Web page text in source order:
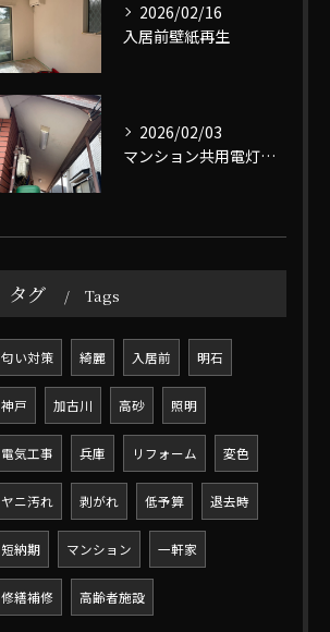
2026/02/16
入居前壁紙再生
2026/02/03
マンション共用電灯交換
タグ Tags
匂い対策 綺麗 入居前 明石
神戸 加古川 高砂 照明
電気工事 兵庫 リフォーム 変色
ヤニ汚れ 剥がれ 低予算 退去時
短納期 マンション 一軒家
修繕補修 高齢者施設